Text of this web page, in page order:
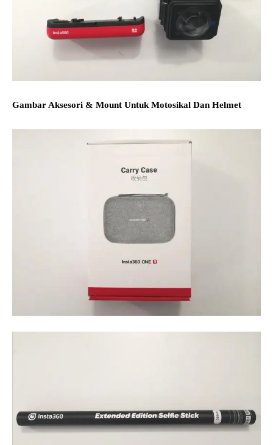
Gambar Aksesori & Mount Untuk Motosikal Dan Helmet